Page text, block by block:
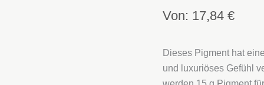
Von: 17,84€
Dieses Pigment hat
und luxuriöses Gefühl